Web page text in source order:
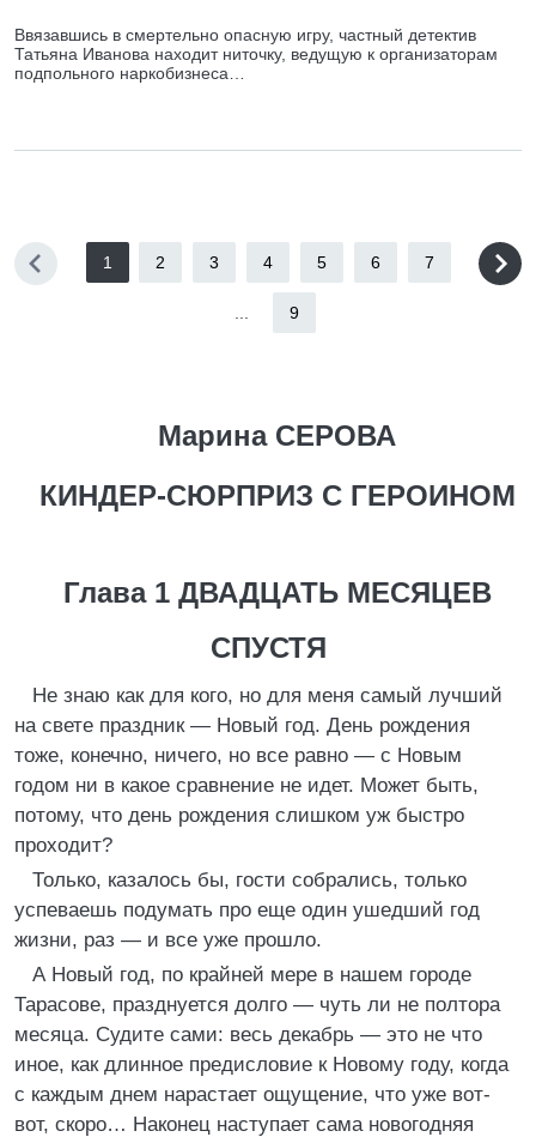
Ввязавшись в смертельно опасную игру, частный детектив
Татьяна Иванова находит ниточку, ведущую к организаторам
подпольного наркобизнеса…
1 2 3 4 5 6 7
9
Марина СЕРОВА
КИНДЕР-СЮРПРИЗ С ГЕРОИНОМ
Глава 1 ДВАДЦАТЬ МЕСЯЦЕВ
СПУСТЯ
Не знаю как для кого, но для меня самый лучший
на свете праздник — Новый год. День рождения
тоже, конечно, ничего, но все равно — с Новым
годом ни в какое сравнение не идет. Может быть,
потому, что день рождения слишком уж быстро
проходит?
Только, казалось бы, гости собрались, только
успеваешь подумать про еще один ушедший год
жизни, раз — и все уже прошло.
А Новый год, по крайней мере в нашем городе
Тарасове, празднуется долго — чуть ли не полтора
месяца. Судите сами: весь декабрь — это не что
иное, как длинное предисловие к Новому году, когда
с каждым днем нарастает ощущение, что уже вот-
вот, скоро… Наконец наступает сама новогодняя